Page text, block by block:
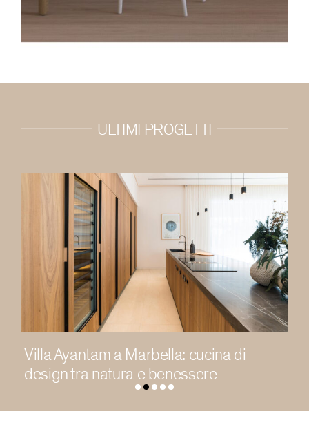
ULTIMI PROGETTI
Abitare la luce in una residenza
contemporanea a Chengdu